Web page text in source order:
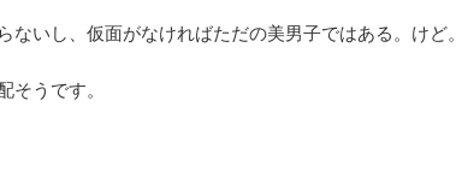
ないし、仮面がなければただの美男子ではある。けど。
そうです。